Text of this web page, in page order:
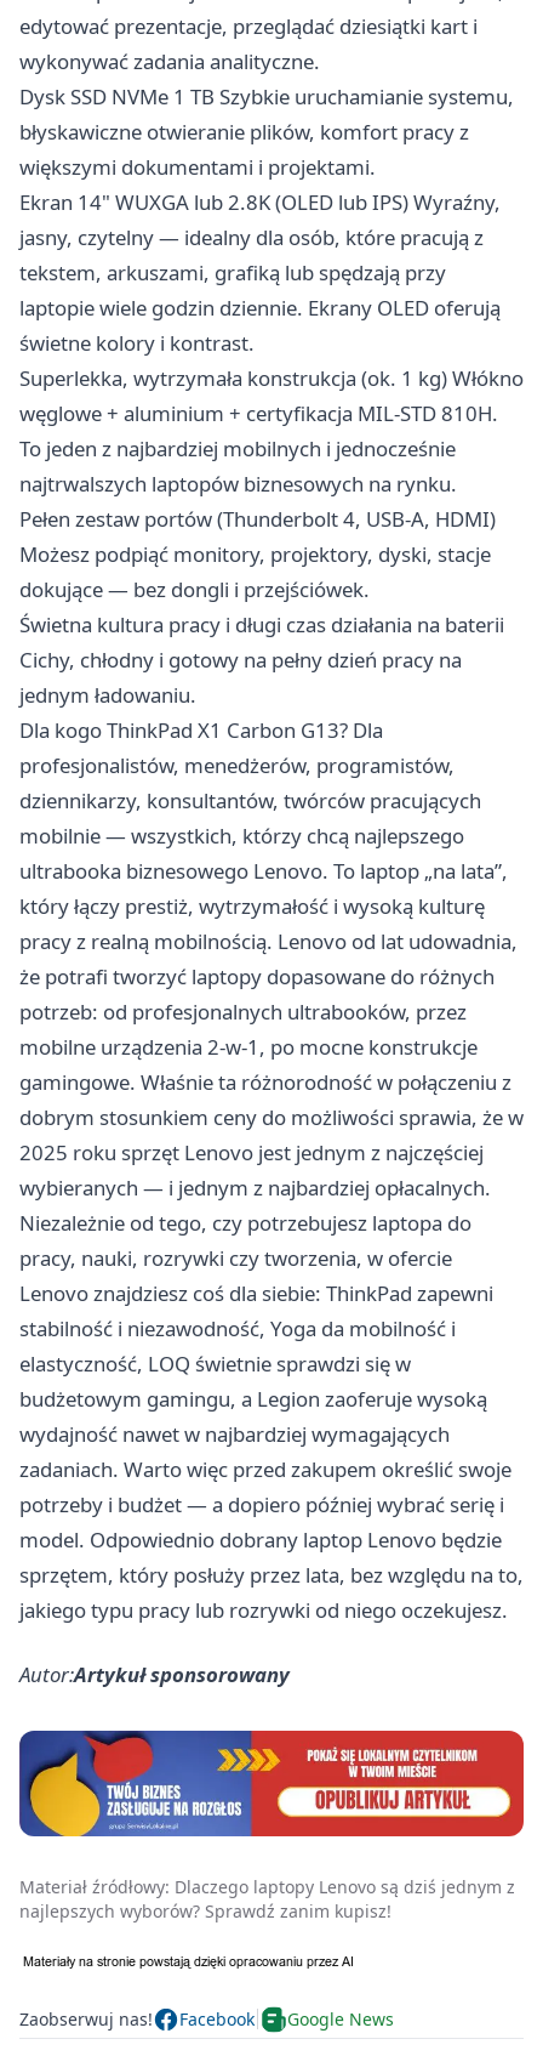
edytować prezentacje, przeglądać dziesiątki kart i
wykonywać zadania analityczne.
Dysk SSD NVMe 1 TB Szybkie uruchamianie systemu,
błyskawiczne otwieranie plików, komfort pracy z
większymi dokumentami i projektami.
Ekran 14" WUXGA lub 2.8K (OLED lub IPS) Wyraźny,
jasny, czytelny — idealny dla osób, które pracują z
tekstem, arkuszami, grafiką lub spędzają przy
laptopie wiele godzin dziennie. Ekrany OLED oferują
świetne kolory i kontrast.
Superlekka, wytrzymała konstrukcja (ok. 1 kg) Włókno
węglowe + aluminium + certyfikacja MIL-STD 810H.
To jeden z najbardziej mobilnych i jednocześnie
najtrwalszych laptopów biznesowych na rynku.
Pełen zestaw portów (Thunderbolt 4, USB-A, HDMI)
Możesz podpiąć monitory, projektory, dyski, stacje
dokujące — bez dongli i przejściówek.
Świetna kultura pracy i długi czas działania na baterii
Cichy, chłodny i gotowy na pełny dzień pracy na
jednym ładowaniu.
Dla kogo ThinkPad X1 Carbon G13? Dla
profesjonalistów, menedżerów, programistów,
dziennikarzy, konsultantów, twórców pracujących
mobilnie — wszystkich, którzy chcą najlepszego
ultrabooka biznesowego Lenovo. To laptop „na lata”,
który łączy prestiż, wytrzymałość i wysoką kulturę
pracy z realną mobilnością. Lenovo od lat udowadnia,
że potrafi tworzyć laptopy dopasowane do różnych
potrzeb: od profesjonalnych ultrabooków, przez
mobilne urządzenia 2-w-1, po mocne konstrukcje
gamingowe. Właśnie ta różnorodność w połączeniu z
dobrym stosunkiem ceny do możliwości sprawia, że w
2025 roku sprzęt Lenovo jest jednym z najczęściej
wybieranych — i jednym z najbardziej opłacalnych.
Niezależnie od tego, czy potrzebujesz laptopa do
pracy, nauki, rozrywki czy tworzenia, w ofercie
Lenovo znajdziesz coś dla siebie: ThinkPad zapewni
stabilność i niezawodność, Yoga da mobilność i
elastyczność, LOQ świetnie sprawdzi się w
budżetowym gamingu, a Legion zaoferuje wysoką
wydajność nawet w najbardziej wymagających
zadaniach. Warto więc przed zakupem określić swoje
potrzeby i budżet — a dopiero później wybrać serię i
model. Odpowiednio dobrany laptop Lenovo będzie
sprzętem, który posłuży przez lata, bez względu na to,
jakiego typu pracy lub rozrywki od niego oczekujesz.
Autor:Artykuł sponsorowany
Materiał źródłowy: Dlaczego laptopy Lenovo są dziś jednym z
najlepszych wyborów? Sprawdź zanim kupisz!
Zaobserwuj nas! Facebook Google News